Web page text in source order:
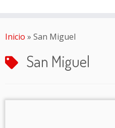
Inicio » San Miguel
San Miguel